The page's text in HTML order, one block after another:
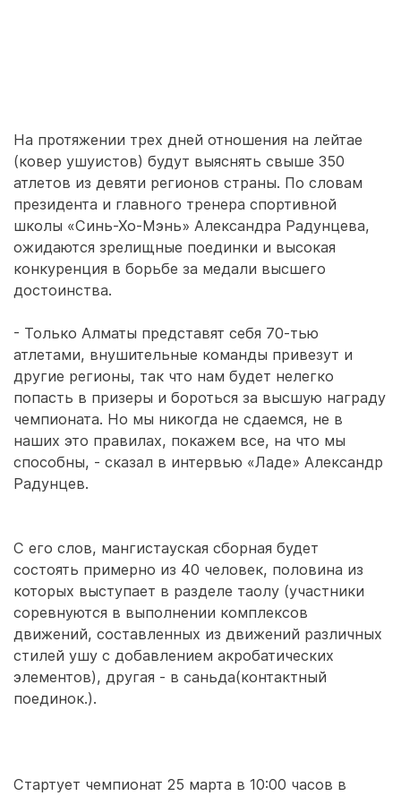
На протяжении трех дней отношения на лейтае
(ковер ушуистов) будут выяснять свыше 350
атлетов из девяти регионов страны. По словам
президента и главного тренера спортивной
школы «Синь-Хо-Мэнь» Александра Радунцева,
ожидаются зрелищные поединки и высокая
конкуренция в борьбе за медали высшего
достоинства.
- Только Алматы представят себя 70-тью
атлетами, внушительные команды привезут и
другие регионы, так что нам будет нелегко
попасть в призеры и бороться за высшую награду
чемпионата. Но мы никогда не сдаемся, не в
наших это правилах, покажем все, на что мы
способны, - сказал в интервью «Ладе» Александр
Радунцев.
С его слов, мангистауская сборная будет
состоять примерно из 40 человек, половина из
которых выступает в разделе таолу (участники
соревнуются в выполнении комплексов
движений, составленных из движений различных
стилей ушу с добавлением акробатических
элементов), другая - в саньда(контактный
поединок.).
Стартует чемпионат 25 марта в 10:00 часов в